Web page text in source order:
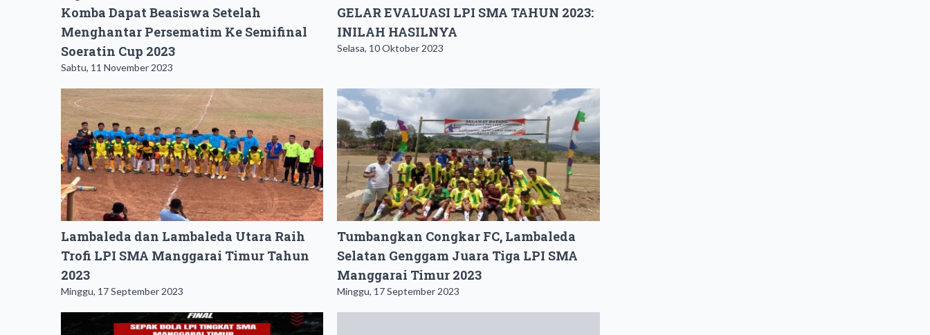
Komba Dapat Beasiswa Setelah
Menghantar Persematim Ke Semifinal
Soeratin Cup 2023
Sabtu, 11 November 2023
GELAR EVALUASI LPI SMA TAHUN 2023:
INILAH HASILNYA
Selasa, 10 Oktober 2023
Lambaleda dan Lambaleda Utara Raih
Trofi LPI SMA Manggarai Timur Tahun
2023
Minggu, 17 September 2023
Tumbangkan Congkar FC, Lambaleda
Selatan Genggam Juara Tiga LPI SMA
Manggarai Timur 2023
Minggu, 17 September 2023